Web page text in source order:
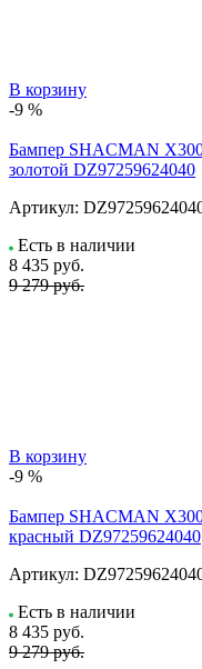
В корзину
-9 %
Бампер SHACMAN
золотой DZ97259624040
Артикул:
Есть в наличии
8 435 руб.
9 279 руб.
В корзину
-9 %
Бампер SHACMAN
красный DZ97259624040
Артикул:
Есть в наличии
8 435 руб.
9 279 руб.